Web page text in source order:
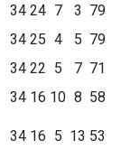
34 24 7 3 79
34 25 4 5 79
34 22 5 7 71
34 16 10 8 58
34 16 5 13 53